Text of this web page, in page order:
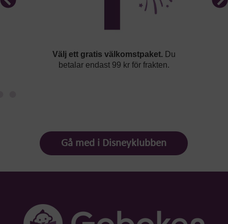
Välj ett gratis välkomstpaket. Du
betalar endast 99 kr för frakten.
Gå med i Disneyklubben